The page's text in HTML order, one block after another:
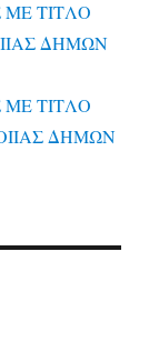
ΤΙΤΛΟ
ΔΗΜΩΝ
ΤΙΤΛΟ
ΔΗΜΩΝ